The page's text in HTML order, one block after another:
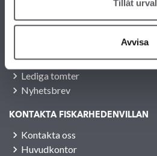
Tillåt urval
Avvisa
Press
Lediga tomter
Nyhetsbrev
KONTAKTA FISKARHEDENVILLAN
Kontakta oss
Huvudkontor